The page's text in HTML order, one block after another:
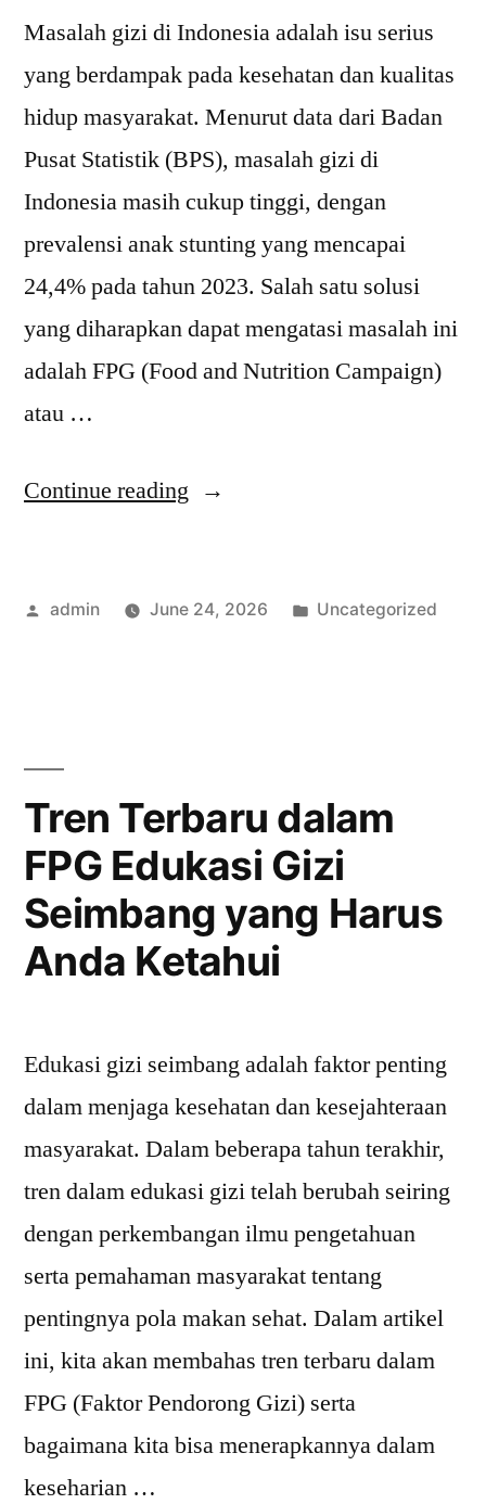
Masalah gizi di Indonesia adalah isu serius
yang berdampak pada kesehatan dan kualitas
hidup masyarakat. Menurut data dari Badan
Pusat Statistik (BPS), masalah gizi di
Indonesia masih cukup tinggi, dengan
prevalensi anak stunting yang mencapai
24,4% pada tahun 2023. Salah satu solusi
yang diharapkan dapat mengatasi masalah ini
adalah FPG (Food and Nutrition Campaign)
atau …
Continue reading “FPG
Solusi
di
Indonesia”
Posted
admin June 24, 2026
Posted
Uncategorized
Tren Terbaru dalam
FPG Edukasi Gizi
Seimbang yang Harus
Anda Ketahui
Edukasi gizi seimbang adalah faktor penting
dalam menjaga kesehatan dan kesejahteraan
masyarakat. Dalam beberapa tahun terakhir,
tren dalam edukasi gizi telah berubah seiring
dengan perkembangan ilmu pengetahuan
serta pemahaman masyarakat tentang
pentingnya pola makan sehat. Dalam artikel
ini, kita akan membahas tren terbaru dalam
FPG (Faktor Pendorong Gizi) serta
bagaimana kita bisa menerapkannya dalam
keseharian …